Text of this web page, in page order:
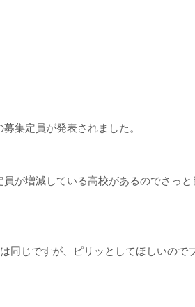
集定員が発表されました。
が増減している高校があるのでさっ
じですが、ピリッとしてほしいので